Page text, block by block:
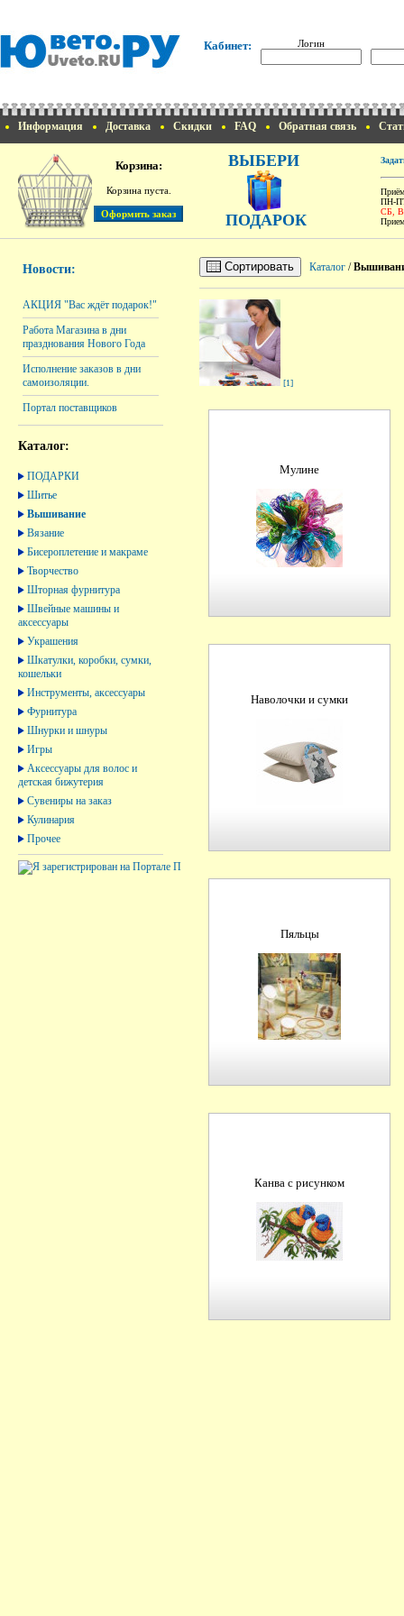
Кабинет: Логин
Информация Доставка Скидки FAQ Обратная связь
Корзина:
Корзина пуста.
ВЫБЕРИ
ПОДАРОК
ПН-
СБ,
Новости:
АКЦИЯ "Вас ждёт подарок!"
Работа Магазина в дни
празднования Нового Года
Исполнение заказов в дни
самоизоляции.
Портал поставщиков
Каталог:
ПОДАРКИ
Шитье
Вышивание
Вязание
Бисероплетение и макраме
Творчество
Шторная фурнитура
Швейные машины и
аксессуары
Украшения
Шкатулки, коробки, сумки,
кошельки
Инструменты, аксессуары
Фурнитура
Шнурки и шнуры
Игры
Аксессуары для волос и
детская бижутерия
Сувениры на заказ
Кулинария
Прочее
Сортировать Каталог /
[1]
Мулине
Наволочки и сумки
Пяльцы
Канва с рисунком